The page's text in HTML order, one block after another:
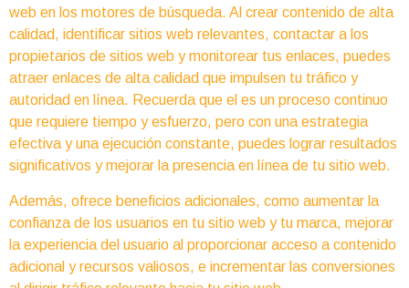
web en los motores de búsqueda. Al crear contenido de alta
calidad, identificar sitios web relevantes, contactar a los
propietarios de sitios web y monitorear tus enlaces, puedes
atraer enlaces de alta calidad que impulsen tu tráfico y
autoridad en línea. Recuerda que el es un proceso continuo
que requiere tiempo y esfuerzo, pero con una estrategia
efectiva y una ejecución constante, puedes lograr resultados
significativos y mejorar la presencia en línea de tu sitio web.
Además, ofrece beneficios adicionales, como aumentar la
confianza de los usuarios en tu sitio web y tu marca, mejorar
la experiencia del usuario al proporcionar acceso a contenido
adicional y recursos valiosos, e incrementar las conversiones